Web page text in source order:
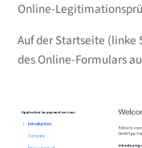
Online-
Auf der Startseite (linke
des Online-Formulars